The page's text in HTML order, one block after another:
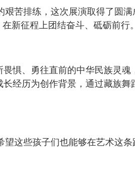
苦排练，这次展演取得了圆
新征程上团结奋斗、砥砺前行。
惧、勇往直前的中华民族灵魂
经历为创作背景，通过藏族舞
这些孩子们也能够在艺术这